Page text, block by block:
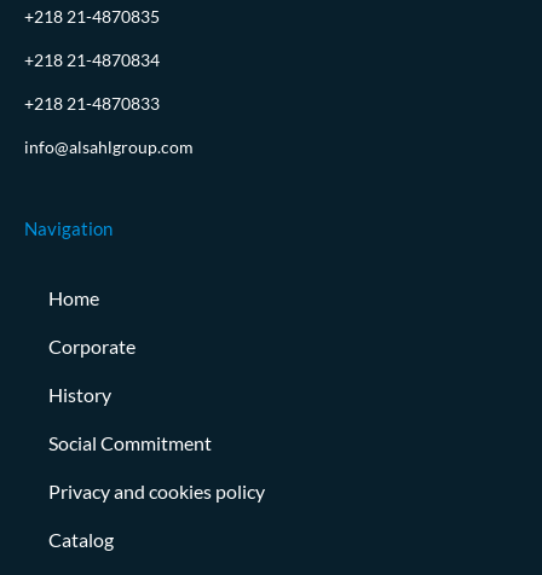
+218 21-4870835
+218 21-4870834
+218 21-4870833
info@alsahlgroup.com
Navigation
Home
Corporate
History
Social Commitment
Privacy and cookies policy
Catalog